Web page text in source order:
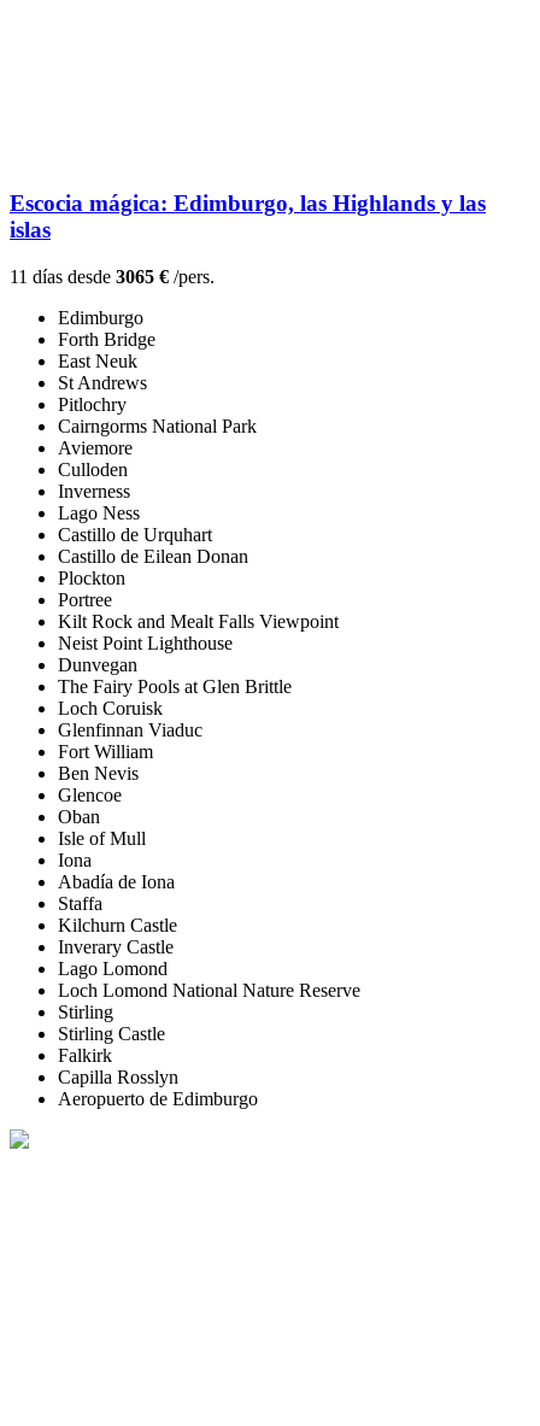
Escocia mágica: Edimburgo, las Highlands y las
islas
11 días desde 3065 € /pers.
Edimburgo
Forth Bridge
East Neuk
St Andrews
Pitlochry
Cairngorms National Park
Aviemore
Culloden
Inverness
Lago Ness
Castillo de Urquhart
Castillo de Eilean Donan
Plockton
Portree
Kilt Rock and Mealt Falls Viewpoint
Neist Point Lighthouse
Dunvegan
The Fairy Pools at Glen Brittle
Loch Coruisk
Glenfinnan Viaduc
Fort William
Ben Nevis
Glencoe
Oban
Isle of Mull
Iona
Abadía de Iona
Staffa
Kilchurn Castle
Inverary Castle
Lago Lomond
Loch Lomond National Nature Reserve
Stirling
Stirling Castle
Falkirk
Capilla Rosslyn
Aeropuerto de Edimburgo